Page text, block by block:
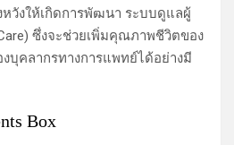
วังให้เกิดการพัฒนา ระบบดูแลผู้
ซึ่งจะช่วยเพิ่มคุณภาพชีวิตของ
บุคลากรทางการแพทย์ได้อย่างมี
Box